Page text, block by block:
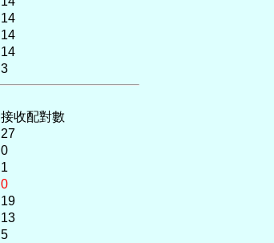
14
14
14
3
接收配對數
27
0
1
0
19
13
5